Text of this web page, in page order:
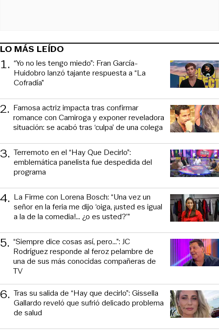
LO MÁS LEÍDO
1. “Yo no les tengo miedo”: Fran García-
Huidobro lanzó tajante respuesta a “La
Cofradía”
2. Famosa actriz impacta tras confirmar
romance con Camiroga y exponer reveladora
situación: se acabó tras ‘culpa’ de una colega
3. Terremoto en el “Hay Que Decirlo”:
emblemática panelista fue despedida del
programa
4. La Firme con Lorena Bosch: “Una vez un
señor en la feria me dijo ‘oiga, ¡usted es igual
a la de la comedia!... ¿o es usted?’”
5. “Siempre dice cosas así, pero...”: JC
Rodríguez responde al feroz pelambre de
una de sus más conocidas compañeras de
TV
6. Tras su salida de “Hay que decirlo”: Gissella
Gallardo reveló que sufrió delicado problema
de salud